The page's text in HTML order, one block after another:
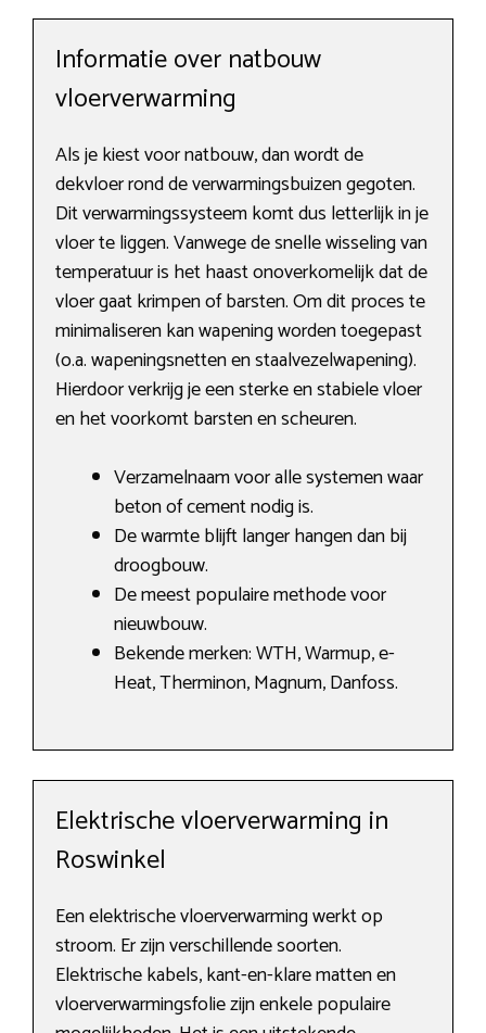
Informatie over natbouw
vloerverwarming
Als je kiest voor natbouw, dan wordt de
dekvloer rond de verwarmingsbuizen gegoten.
Dit verwarmingssysteem komt dus letterlijk in je
vloer te liggen. Vanwege de snelle wisseling van
temperatuur is het haast onoverkomelijk dat de
vloer gaat krimpen of barsten. Om dit proces te
minimaliseren kan wapening worden toegepast
(o.a. wapeningsnetten en staalvezelwapening).
Hierdoor verkrijg je een sterke en stabiele vloer
en het voorkomt barsten en scheuren.
Verzamelnaam voor alle systemen waar
beton of cement nodig is.
De warmte blijft langer hangen dan bij
droogbouw.
De meest populaire methode voor
nieuwbouw.
Bekende merken: WTH, Warmup, e-
Heat, Therminon, Magnum, Danfoss.
Elektrische vloerverwarming in
Roswinkel
Een elektrische vloerverwarming werkt op
stroom. Er zijn verschillende soorten.
Elektrische kabels, kant-en-klare matten en
vloerverwarmingsfolie zijn enkele populaire